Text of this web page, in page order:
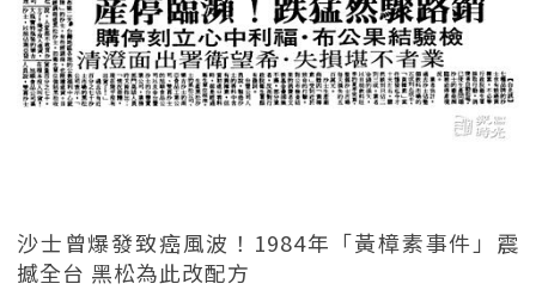
沙士曾爆發致癌風波！1984年「黃樟素事件」震
撼全台 黑松為此改配方